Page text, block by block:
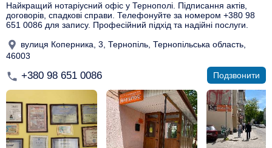
Найкращий нотаріусний офіс у Тернополі. Підписання актів,
договорів, спадкові справи. Телефонуйте за номером +380 98
651 0086 для запису. Професійний підхід та надійні послуги.
вулиця Коперника, 3, Тернопіль, Тернопільська область,
46003
+380 98 651 0086 Подзвонити